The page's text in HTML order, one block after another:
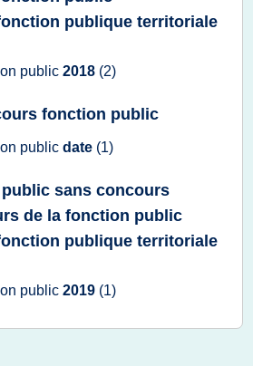
publique territoriale
public 2018 (2)
fonction public
public date (1)
sans concours
de la fonction public
publique territoriale
public 2019 (1)